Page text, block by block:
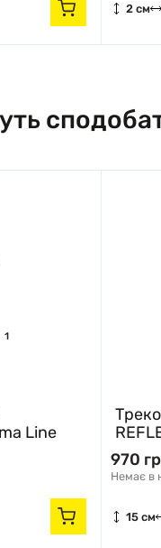
2 см
1
Line
970
Немає в
15 см